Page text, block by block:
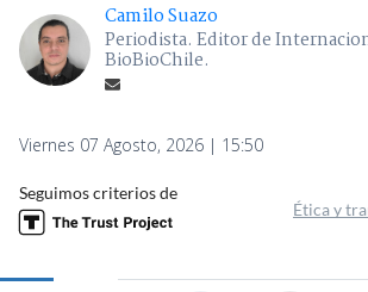
Camilo Suazo
Periodista. Editor de
BioBioChile.
Viernes 07 Agosto, 2026 | 15:50
Seguimos criterios de
Ética y